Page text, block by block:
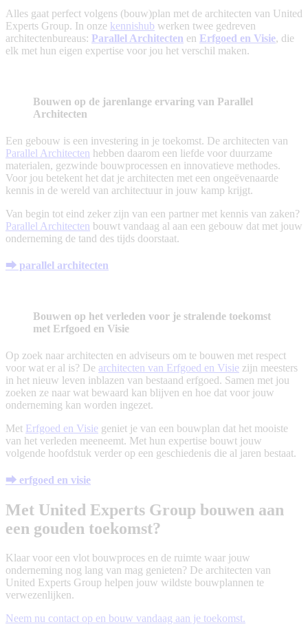
Alles gaat perfect volgens (bouw)plan met de architecten van United
Experts Group. In onze kennishub werken twee gedreven
architectenbureaus: Parallel Architecten en Erfgoed en Visie, die
elk met hun eigen expertise voor jou het verschil maken.
Bouwen op de jarenlange ervaring van Parallel
Architecten
Een gebouw is een investering in je toekomst. De architecten van
Parallel Architecten hebben daarom een liefde voor duurzame
materialen, gezwinde bouwprocessen en innovatieve methodes.
Voor jou betekent het dat je architecten met een ongeëvenaarde
kennis in de wereld van architectuur in jouw kamp krijgt.
Van begin tot eind zeker zijn van een partner met kennis van zaken?
Parallel Architecten bouwt vandaag al aan een gebouw dat met jouw
onderneming de tand des tijds doorstaat.
⮕ parallel architecten
Bouwen op het verleden voor je stralende toekomst
met Erfgoed en Visie
Op zoek naar architecten en adviseurs om te bouwen met respect
voor wat er al is? De architecten van Erfgoed en Visie zijn meesters
in het nieuw leven inblazen van bestaand erfgoed. Samen met jou
zoeken ze naar wat bewaard kan blijven en hoe dat voor jouw
onderneming kan worden ingezet.
Met Erfgoed en Visie geniet je van een bouwplan dat het mooiste
van het verleden meeneemt. Met hun expertise bouwt jouw
volgende hoofdstuk verder op een geschiedenis die al jaren bestaat.
⮕ erfgoed en visie
Met United Experts Group bouwen aan
een gouden toekomst?
Klaar voor een vlot bouwproces en de ruimte waar jouw
onderneming nog lang van mag genieten? De architecten van
United Experts Group helpen jouw wildste bouwplannen te
verwezenlijken.
Neem nu contact op en bouw vandaag aan je toekomst.